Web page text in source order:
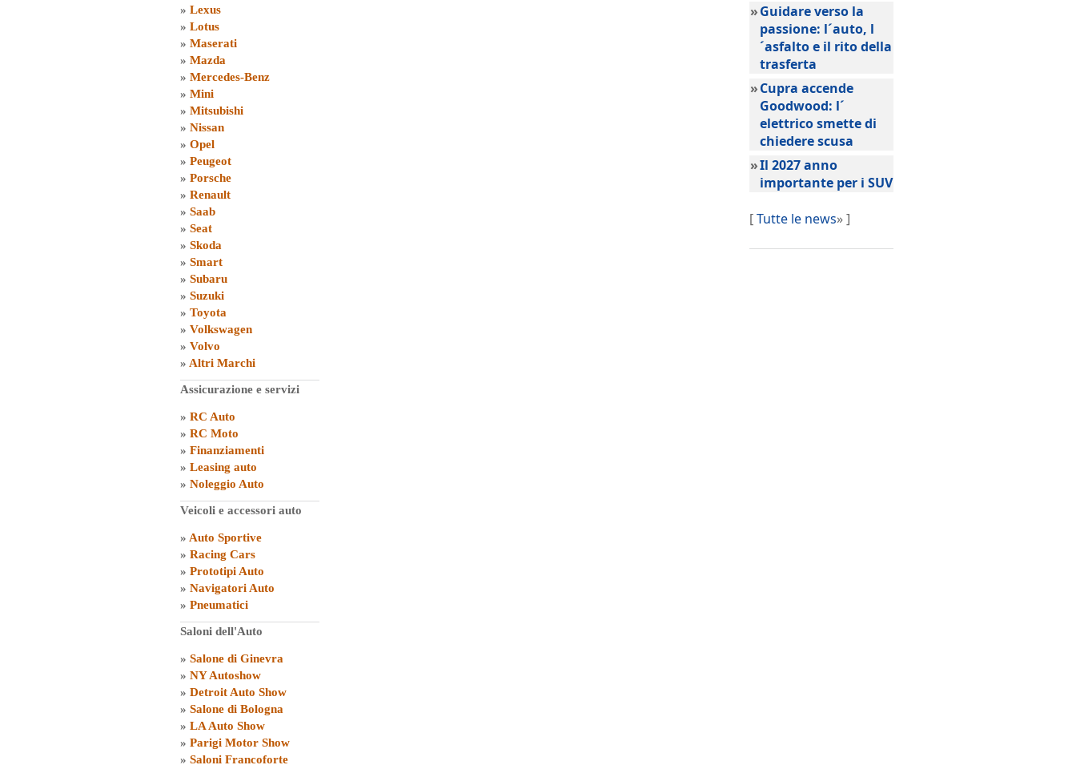
» Lexus
» Lotus
» Maserati
» Mazda
» Mercedes-Benz
» Mini
» Mitsubishi
» Nissan
» Opel
» Peugeot
» Porsche
» Renault
» Saab
» Seat
» Skoda
» Smart
» Subaru
» Suzuki
» Toyota
» Volkswagen
» Volvo
» Altri Marchi
Assicurazione e servizi
» RC Auto
» RC Moto
» Finanziamenti
» Leasing auto
» Noleggio Auto
Veicoli e accessori auto
» Auto Sportive
» Racing Cars
» Prototipi Auto
» Navigatori Auto
» Pneumatici
Saloni dell'Auto
» Salone di Ginevra
» NY Autoshow
» Detroit Auto Show
» Salone di Bologna
» LA Auto Show
» Parigi Motor Show
» Saloni Francoforte
»Guidare verso la
passione: l´auto, l
´asfalto e il rito della
trasferta
»Cupra accende
Goodwood: l´
elettrico smette di
chiedere scusa
»Il 2027 anno
importante per i SUV
[Tutte le news» ]